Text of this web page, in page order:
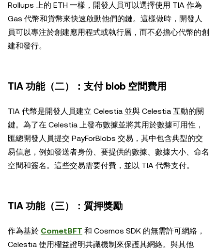
Rollups 上的 ETH 一樣，開發人員可以選擇使用 TIA 作為
Gas 代幣和貨幣來快速啟動他們的鏈。這樣做時，開發人
員可以專注於創建應用程式或執行層，而不必擔心代幣的創
建和發行。
TIA 功能（二）：支付 blob 空間費用
TIA 代幣是開發人員建立 Celestia 並與 Celestia 互動的關
鍵。為了在 Celestia 上發布數據並將其用於數據可用性，
匯總開發人員提交 PayForBlobs 交易，其中包含典型的交
易信息，例如發送者身份、要提供的數據、數據大小、命名
空間和簽名。這些交易需要付費，並以 TIA 代幣支付。
TIA 功能（三）：質押獎勵
作為基於 CometBFT 和 Cosmos SDK 的無需許可網絡，
Celestia 使用權益證明共識機制來保護其網絡。與其他